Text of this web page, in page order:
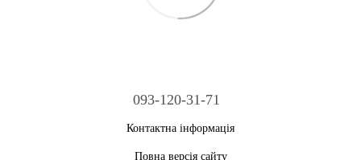
093-120-31-71
Контактна інформація
Повна версія сайту